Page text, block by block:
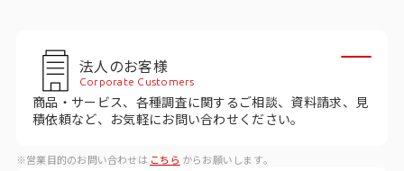
会社情報トップ
会社概要・所在地
社長メッセージ
法人のお客様
Corporate Customers
商品・サービス、各種調査に関するご相談、資料請求、見
積依頼など、お気軽にお問い合わせください。
※営業目的のお問い合わせは こちら からお願いします。